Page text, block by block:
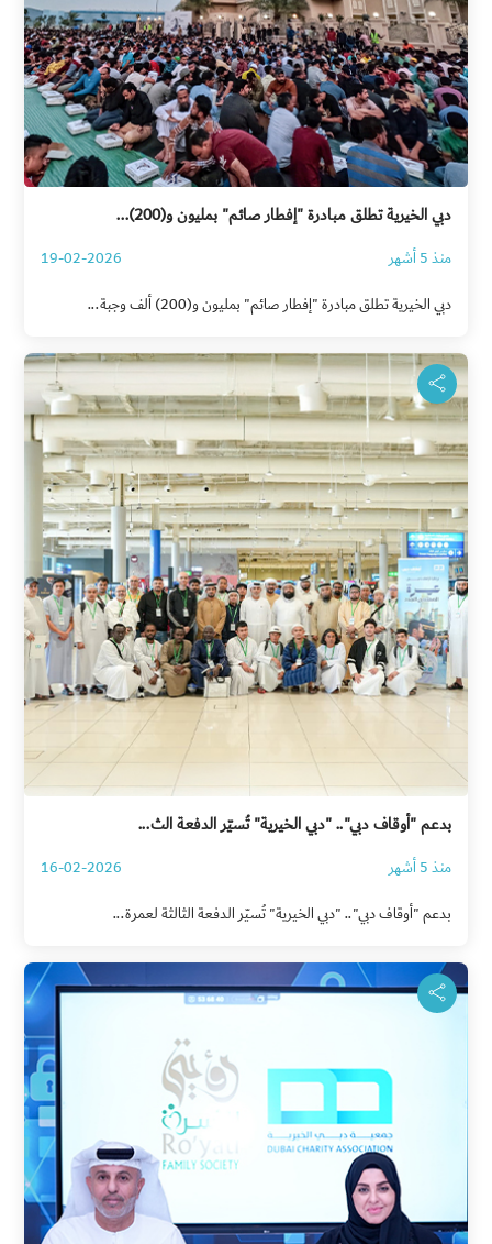
دبي الخيرية تطلق مبادرة "إفطار صائم" بمليون و(200)...
منذ 5 أشهر
19-02-2026
دبي الخيرية تطلق مبادرة "إفطار صائم" بمليون و(200) ألف وجبة...
بدعم "أوقاف دبي".. "دبي الخيرية" تُسيّر الدفعة الث...
منذ 5 أشهر
16-02-2026
بدعم "أوقاف دبي".. "دبي الخيرية" تُسيّر الدفعة الثالثة لعمرة...